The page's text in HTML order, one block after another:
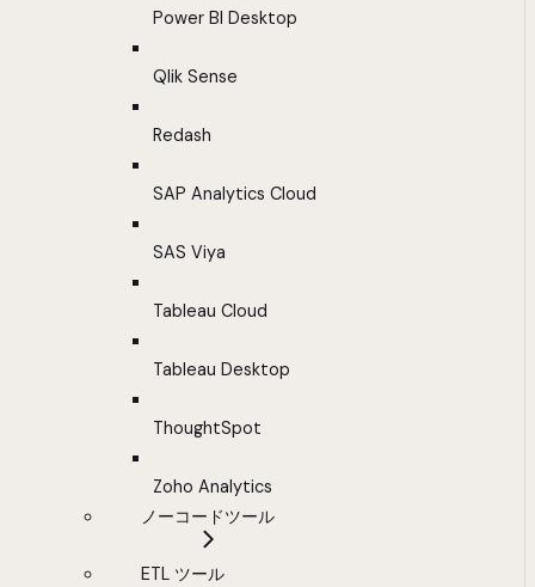
Power BI Desktop
Qlik Sense
Redash
SAP Analytics Cloud
SAS Viya
Tableau Cloud
Tableau Desktop
ThoughtSpot
Zoho Analytics
ノーコードツール
ETL ツール